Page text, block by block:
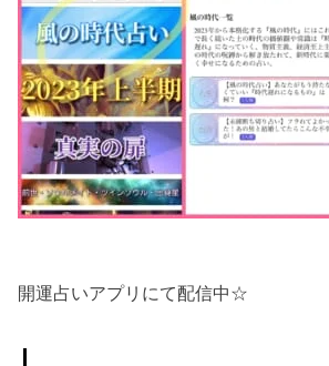
開運占いアプリにて配信中☆